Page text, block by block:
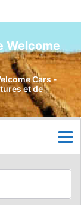
Welcome
Cars -
et de